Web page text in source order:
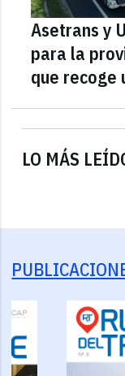
LO MÁS
Asetrans y
para la
que recoge